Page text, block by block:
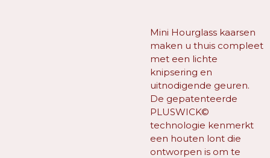
Mini Hourglass kaarsen
maken u thuis compleet
met een lichte
knipsering en
uitnodigende geuren.
De gepatenteerde
PLUSWICK©
technologie kenmerkt
een houten lont die
ontworpen is om te